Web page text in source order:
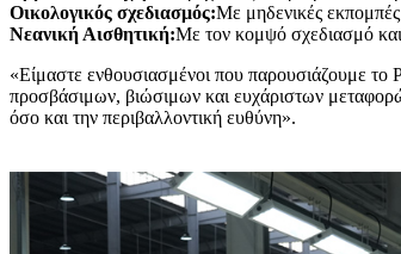
Οικολογικός σχεδιασμός:Με μηδενικές
Νεανική Αισθητική:Με τον κομψό σχεδιασμό και
«Είμαστε ενθουσιασμένοι που παρουσιάζουμε
προσβάσιμων, βιώσιμων και ευχάριστων
όσο και την περιβαλλοντική ευθύνη».